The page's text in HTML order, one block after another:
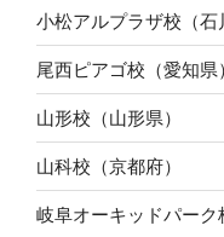
小松アルプラザ校（石
尾西ピアゴ校（愛知県
山形校（山形県）
山科校（京都府）
岐阜オーキッドパーク